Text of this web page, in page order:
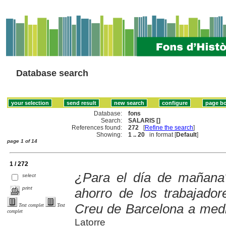
Database search
Database:
fons
Search:
SALARIS []
References found:
272 [Refine the search]
Showing:
1 .. 20 in format [Default]
page 1 of 14
1 / 272
select
print
Text complet
Text
complet
¿Para el día de
ahorro de los
Creu de Barcelona a
Latorre